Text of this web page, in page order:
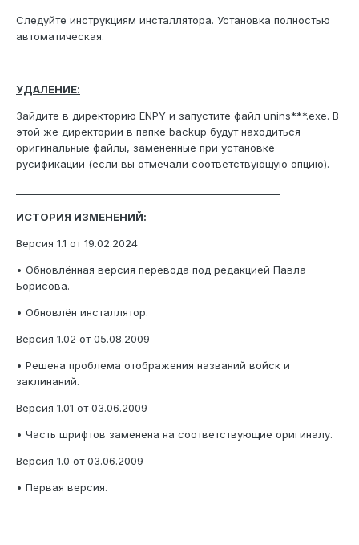
Следуйте инструкциям инсталлятора. Установка полностью
автоматическая.
УДАЛЕНИЕ:
Зайдите в директорию ENPY и запустите файл unins***.exe. В
этой же директории в папке backup будут находиться
оригинальные файлы, замененные при установке
русификации (если вы отмечали соответствующую опцию).
ИСТОРИЯ ИЗМЕНЕНИЙ:
Версия 1.1 от 19.02.2024
• Обновлённая версия перевода под редакцией Павла
Борисова.
• Обновлён инсталлятор.
Версия 1.02 от 05.08.2009
• Решена проблема отображения названий войск и
заклинаний.
Версия 1.01 от 03.06.2009
• Часть шрифтов заменена на соответствующие оригиналу.
Версия 1.0 от 03.06.2009
• Первая версия.